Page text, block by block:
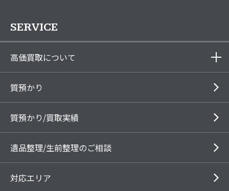
SERVICE
高価買取について
質預かり
質預かり/買取実績
遺品整理/生前整理のご相談
対応エリア